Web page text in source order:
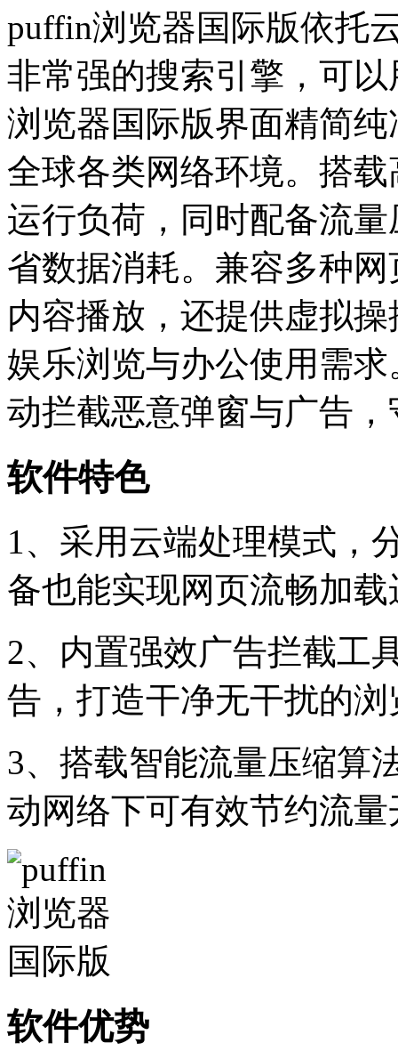
puffin浏览器国际版依托
非常强的搜索引擎，可
浏览器国际版界面精简
全球各类网络环境。搭
运行负荷，同时配备流
省数据消耗。兼容多种
内容播放，还提供虚拟
娱乐浏览与办公使用需
动拦截恶意弹窗与广告
软件特色
1、采用云端处理模式，
备也能实现网页流畅加载
2、内置强效广告拦截工
告，打造干净无干扰的
3、搭载智能流量压缩算
动网络下可有效节约流量
软件优势